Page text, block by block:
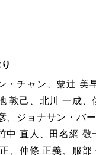
・チャン、粟辻 美
敦己、北川 一成
、ジョナサン・バ
中 直人、田名網
、仲條 正義、服